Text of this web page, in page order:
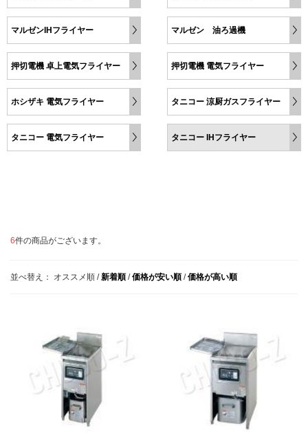
マルゼンIHフライヤー マルゼン 油ろ過機
押切電機 卓上電気フライヤー 押切電機 電気フライヤー
ホシザキ 電気フライヤー タニコー 涼厨ガスフライヤー
タニコー 電気フライヤー タニコー IHフライヤー
6件の商品がございます。
並べ替え： オススメ順 /新着順 /価格が安い順 /価格が高い順